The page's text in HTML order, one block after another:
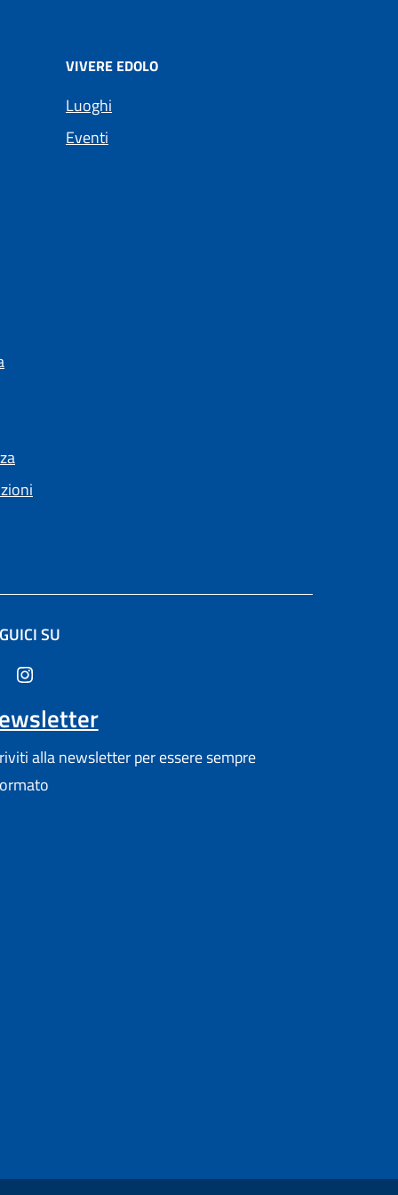
VIVERE EDOLO
Luoghi
Eventi
scheda).
SU
alla newsletter per essere sempre